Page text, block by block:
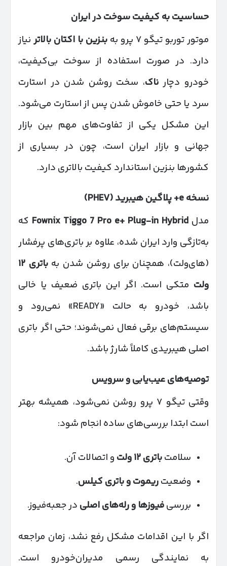
حساسیت به کیفیت سوخت در ایران
موتور توربو تیگو ۷ پرو به
بنزین با اکتان بالاتر نیاز
دارد. در صورت استفاده از سوخت بی‌کیفیت،
خودرو دچارناک، سخت روشن شدن در استارت
سرد یا حتی خاموش شدن پس از استارت می‌شود.
این مشکل یکی از تفاوت‌های مهم بین بازار
جهانی و بازار ایران است، چون در بسیاری از
کشورها بنزین استاندارد کیفیت بالاتری دارد.
نسخه پلاگین هیبرید(PHEV)
مدل Fownix Tiggo 7 Pro e+ Plug-in Hybrid که
به‌تازگی وارد ایران شده، علاوه بر باتری‌های پرفشار
(های‌ولت)، همچنان برای روشن شدن بهباتری ۱۲
ولت متکی است. اگر این باتری ضعیف یا خالی
باشد، خودرو به حالت «READY» نمی‌رود و
سیستم‌های برقی فعال نمی‌شوند؛ حتی اگر باتری
اصلی هیبریدی کاملاً شارژ باشد.
توصیه‌های عیب‌یابی و سرویس
وقتی تیگو ۷ پرو روشن نمی‌شود، همیشه بهتر
است ابتدا بررسی‌های ساده انجام شود:
سلامتباتری۱۲ولت و اتصالات آن.
وضعیتریموت و باتری کیلس.
بررسیفیوزها و رله‌های اصلی در جعبه‌فیوز.
اگر با این اقدامات مشکل رفع نشد، زمان مراجعه
به نمایندگی رسمی مدیران‌خودرو است.